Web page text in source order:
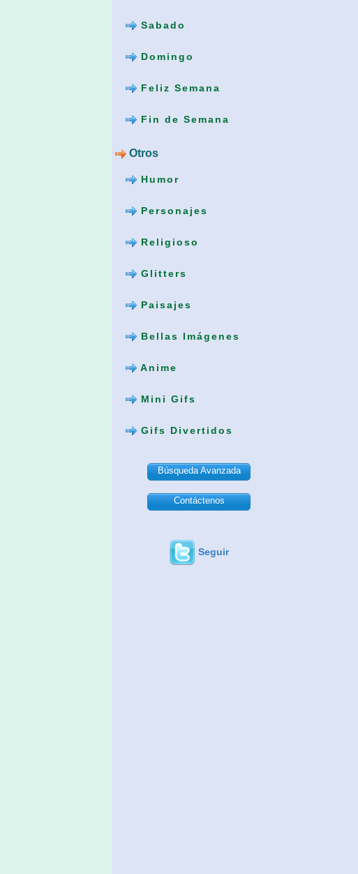
Sabado
Domingo
Feliz Semana
Fin de Semana
Otros
Humor
Personajes
Religioso
Glitters
Paisajes
Bellas Imágenes
Anime
Mini Gifs
Gifs Divertidos
Búsqueda Avanzada
Contáctenos
Seguir